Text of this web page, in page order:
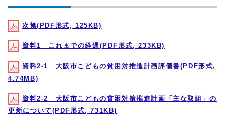
次第(PDF形式, 125KB)
資料1 これまでの経過(PDF形式, 233KB)
資料2-1 大阪市こどもの貧困対推進計画評価書(PDF形式,
4.74MB)
資料2‐2 大阪市こどもの貧困対策推進計画「主な取組」の
更新について(PDF形式, 731KB)